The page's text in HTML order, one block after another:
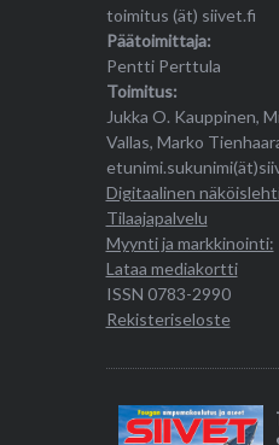
toimitus (ät) siivet.fi
Päätoimittaja:
Pentti Perttula
Toimitus:
Jukka O. Kauppinen,
Vallas, Marko
Digitaalinen
Tilaajapalvelu
Myynti ja markkinointi:
Lataa mediakortti
ISSN 0783-2990
Rekisteriseloste